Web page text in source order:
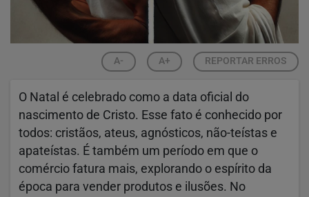
A- A+ REPORTAR ERROS
O Natal é celebrado como a data oficial do
nascimento de Cristo. Esse fato é conhecido por
todos: cristãos, ateus, agnósticos, não-teístas e
apateístas. É também um período em que o
comércio fatura mais, explorando o espírito da
época para vender produtos e ilusões. No